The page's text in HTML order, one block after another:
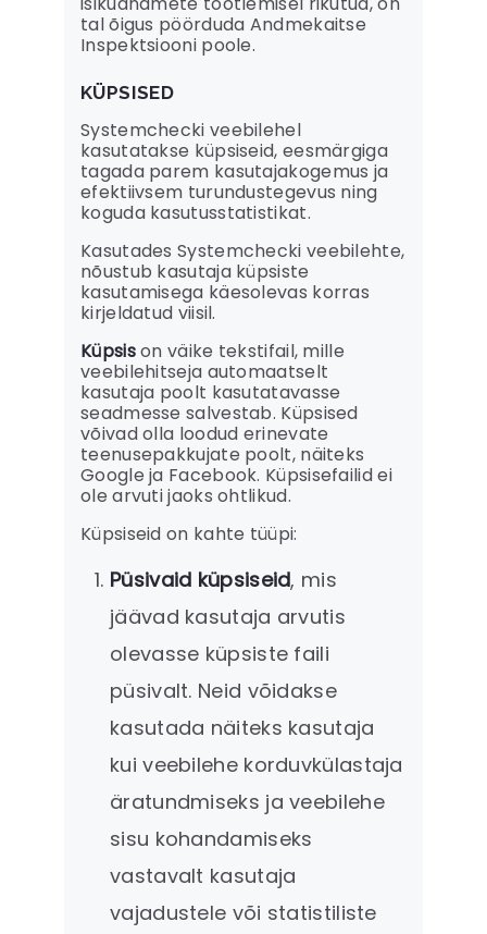
tal õigus pöörduda Andmekaitse
Inspektsiooni poole.
KÜPSISED
Systemchecki veebilehel
kasutatakse küpsiseid, eesmärgiga
tagada parem kasutajakogemus ja
efektiivsem turundustegevus ning
koguda kasutusstatistikat.
Kasutades Systemchecki veebilehte,
nõustub kasutaja küpsiste
kasutamisega käesolevas korras
kirjeldatud viisil.
Küpsison väike tekstifail, mille
veebilehitseja automaatselt
kasutaja poolt kasutatavasse
seadmesse salvestab. Küpsised
võivad olla loodud erinevate
teenusepakkujate poolt, näiteks
Google ja Facebook. Küpsisefailid ei
ole arvuti jaoks ohtlikud.
Küpsiseid on kahte tüüpi:
Püsivaid küpsiseid, mis
jäävad kasutaja arvutis
olevasse küpsiste faili
püsivalt. Neid võidakse
kasutada näiteks kasutaja
kui veebilehe korduvkülastaja
äratundmiseks ja veebilehe
sisu kohandamiseks
vastavalt kasutaja
vajadustele või statistiliste